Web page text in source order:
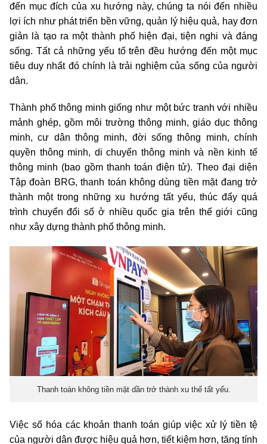
đến mục đích của xu hướng này, chúng ta nói đến nhiều
lợi ích như phát triển bền vững, quản lý hiệu quả, hay đơn
giản là tạo ra một thành phố hiện đại, tiện nghi và đáng
sống. Tất cả những yếu tố trên đều hướng đến một mục
tiêu duy nhất đó chính là trải nghiệm của sống của người
dân.
Thành phố thông minh giống như một bức tranh với nhiều
mảnh ghép, gồm môi trường thông minh, giáo dục thông
minh, cư dân thông minh, đời sống thông minh, chính
quyền thông minh, di chuyển thông minh và nền kinh tế
thông minh (bao gồm thanh toán điện tử). Theo đại diện
Tập đoàn BRG, thanh toán không dùng tiền mặt đang trở
thành một trong những xu hướng tất yếu, thúc đẩy quá
trình chuyển đổi số ở nhiều quốc gia trên thế giới cũng
như xây dựng thành phố thông minh.
Thanh toán không tiền mặt dần trở thành xu thế tất yếu.
Việc số hóa các khoản thanh toán giúp việc xử lý tiền tệ
của người dân được hiệu quả hơn, tiết kiệm hơn, tăng tính